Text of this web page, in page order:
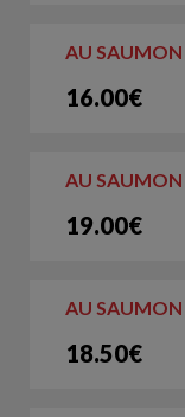
AU SAUMON
16.00€
AU SAUMON
19.00€
AU SAUMON
18.50€